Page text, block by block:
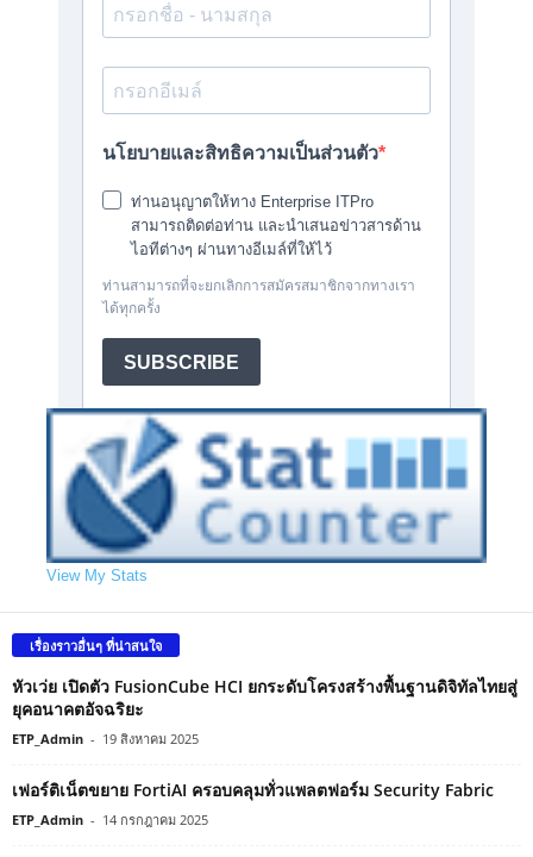
View My Stats
เรื่องราวอื่นๆ ที่น่าสนใจ
หัวเว่ย เปิดตัว FusionCube HCI ยกระดับโครงสร้างพื้นฐานดิจิทัลไทยสู่
ยุคอนาคตอัจฉริยะ
ETP_Admin - 19 สิงหาคม 2025
เฟอร์ติเน็ตขยาย FortiAI ครอบคลุมทั่วแพลตฟอร์ม Security Fabric
ETP_Admin - 14 กรกฎาคม 2025